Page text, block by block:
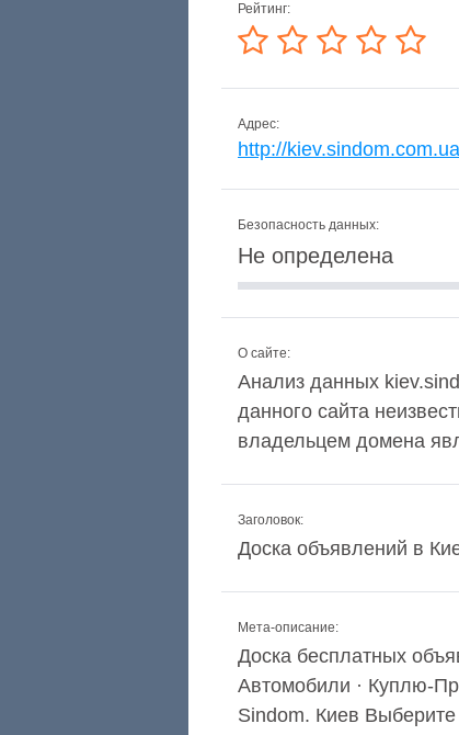
Рейтинг:
Адрес:
http://kiev.sindom.com.ua
Безопасность данных:
Не определена
О сайте:
Анализ данных
данного сайта
владельцем домена
Заголовок:
Доска объявлений в
Мета-описание:
Доска бесплатных
Автомобили · Куплю-
Sindom. Киев